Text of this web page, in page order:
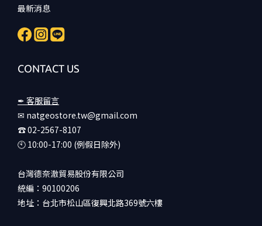
最新消息
CONTACT US
✒ 客服留言
✉ natgeostore.tw@gmail.com
☎︎ 02-2567-8107
🕙︎ 10:00-17:00 (例假日除外)
台灣德奈澈貿易股份有限公司
統編：90100206
地址：台北市松山區復興北路369號六樓